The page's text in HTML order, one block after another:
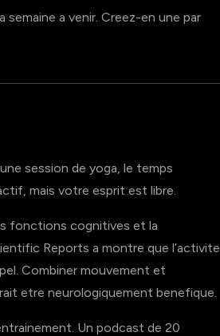
a venir. Creez-en une par
session de yoga, le temps
mais votre esprit est libre.
fonctions cognitives et la
Reports a montre que l’activite
Combiner mouvement et
etre neurologiquement benefique.
Un podcast de 20